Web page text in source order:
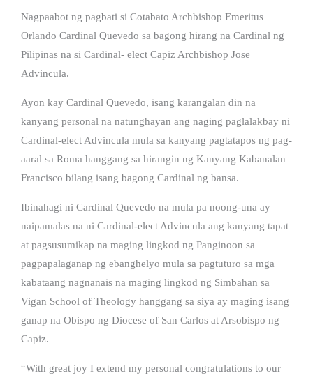
Nagpaabot ng pagbati si Cotabato Archbishop Emeritus
Orlando Cardinal Quevedo sa bagong hirang na Cardinal ng
Pilipinas na si Cardinal- elect Capiz Archbishop Jose
Advincula.
Ayon kay Cardinal Quevedo, isang karangalan din na
kanyang personal na natunghayan ang naging paglalakbay ni
Cardinal-elect Advincula mula sa kanyang pagtatapos ng pag-
aaral sa Roma hanggang sa hirangin ng Kanyang Kabanalan
Francisco bilang isang bagong Cardinal ng bansa.
Ibinahagi ni Cardinal Quevedo na mula pa noong-una ay
naipamalas na ni Cardinal-elect Advincula ang kanyang tapat
at pagsusumikap na maging lingkod ng Panginoon sa
pagpapalaganap ng ebanghelyo mula sa pagtuturo sa mga
kabataang nagnanais na maging lingkod ng Simbahan sa
Vigan School of Theology hanggang sa siya ay maging isang
ganap na Obispo ng Diocese of San Carlos at Arsobispo ng
Capiz.
“With great joy I extend my personal congratulations to our